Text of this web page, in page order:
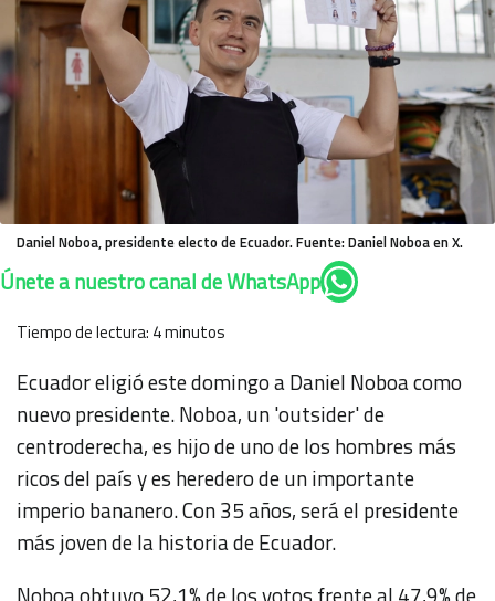
Daniel Noboa, presidente electo de Ecuador. Fuente: Daniel Noboa en X.
Únete a nuestro canal de WhatsApp
Tiempo de lectura: 4minutos
Ecuador eligió este domingo a Daniel Noboa como
nuevo presidente. Noboa, un 'outsider' de
centroderecha, es hijo de uno de los hombres más
ricos del país y es heredero de un importante
imperio bananero. Con 35 años, será el presidente
más joven de la historia de Ecuador.